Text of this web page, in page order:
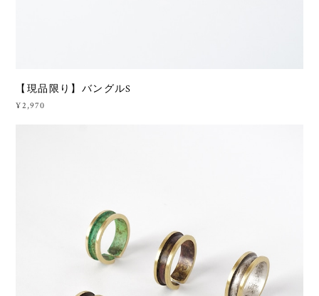
【現品限り】バングルS
¥2,970